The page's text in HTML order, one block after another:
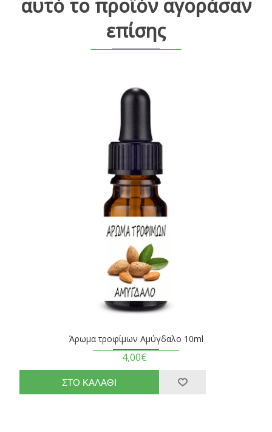
αυτό το προϊόν αγοράσαν
επίσης
Άρωμα τροφίμων Αμύγδαλο 10ml
4,00€